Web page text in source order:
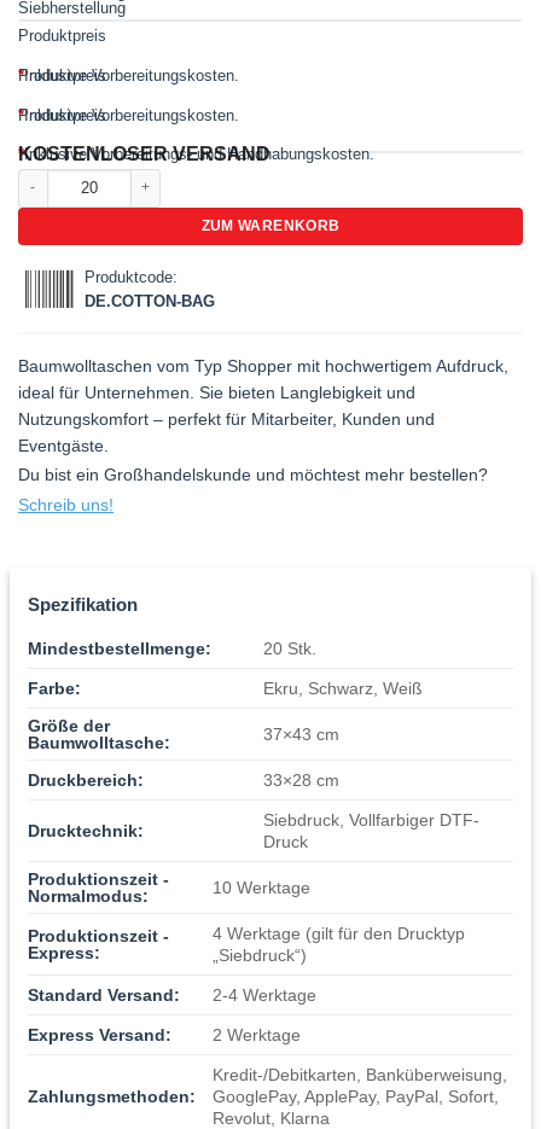
Siebherstellung
Produktpreis
*Inklusive Vorbereitungskosten.
Produktpreis
*Inklusive Vorbereitungskosten.
Produktpreis
*Inklusive Vorbereitungs- und Handhabungskosten.
KOSTENLOSER VERSAND
Baumwolltaschen mit Logo bedrucken Menge
ZUM WARENKORB
Produktcode:
DE.COTTON-BAG
Baumwolltaschen vom Typ Shopper mit hochwertigem Aufdruck,
ideal für Unternehmen. Sie bieten Langlebigkeit und
Nutzungskomfort – perfekt für Mitarbeiter, Kunden und
Eventgäste.
Du bist ein Großhandelskunde und möchtest mehr bestellen?
Schreib uns!
Spezifikation
Mindestbestellmenge: 20 Stk.
Farbe:
Ekru, Schwarz, Weiß
Größe der
Baumwolltasche:
37×43 cm
Druckbereich: 33×28 cm
Drucktechnik:
Siebdruck, Vollfarbiger DTF-
Druck
Produktionszeit -
Normalmodus:
10 Werktage
Produktionszeit -
Express:
4 Werktage (gilt für den Drucktyp
„Siebdruck“)
Standard Versand: 2-4 Werktage
Express Versand: 2 Werktage
Zahlungsmethoden:
Kredit-/Debitkarten, Banküberweisung,
GooglePay, ApplePay, PayPal, Sofort,
Revolut, Klarna